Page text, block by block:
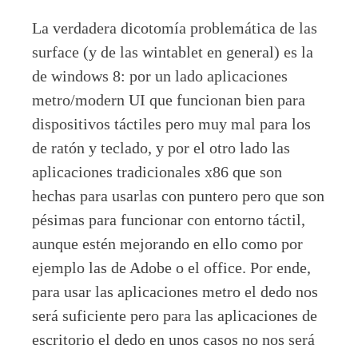
La verdadera dicotomía problemática de las
surface (y de las wintablet en general) es la
de windows 8: por un lado aplicaciones
metro/modern UI que funcionan bien para
dispositivos táctiles pero muy mal para los
de ratón y teclado, y por el otro lado las
aplicaciones tradicionales x86 que son
hechas para usarlas con puntero pero que son
pésimas para funcionar con entorno táctil,
aunque estén mejorando en ello como por
ejemplo las de Adobe o el office. Por ende,
para usar las aplicaciones metro el dedo nos
será suficiente pero para las aplicaciones de
escritorio el dedo en unos casos no nos será